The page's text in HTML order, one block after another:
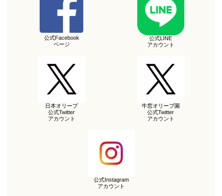
公式Facebook
ページ
公式LINE
アカウント
日本オリーブ
公式Twitter
アカウント
牛窓オリーブ園
公式Twitter
アカウント
公式Instagram
アカウント